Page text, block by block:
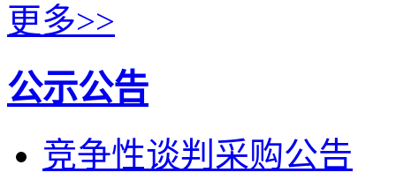
更多>>
公示公告
竞争性谈判采购公告